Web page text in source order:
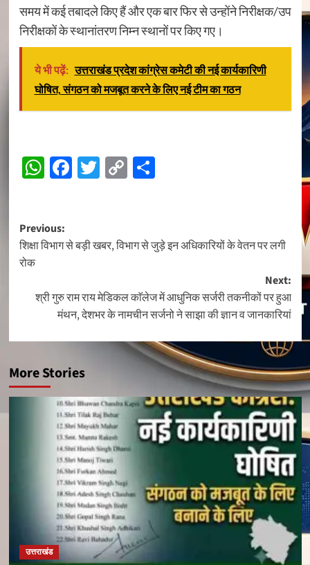
समय में कई तबादले किए हैं और एक बार फिर से उन्होंने निरीक्षक/उप
निरीक्षकों के स्थानांतरण निम्न स्थानों पर किए गए।
ये भी पढ़ें: उत्तराखंड प्रदेश कांग्रेस कमेटी की नई कार्यकारिणी
घोषित, संगठन को मजबूत करने के लिए नई टीम का गठन
WhatsApp
Facebook
Twitter
CopyShare
Post
navigation
Previous:
शिक्षा विभाग से बड़ी खबर, विभाग से जुड़े इन अधिकारियों के वेतन पर लगी
रोक
Next:
श्री गुरु राम राय मेडिकल काॅलेज में आधुनिक सर्जरी तकनीकों पर हुआ
मंथन, देशभर के नामचीन सर्जनो ने साझा की ज्ञान व जानकारियां
More Stories
उत्तराखंड